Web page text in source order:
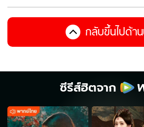
กลับขึ้นไปด้า
ซีรีส์ฮิตจาก